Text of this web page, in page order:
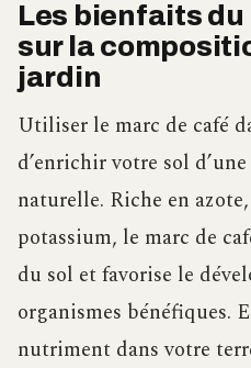
Les bienfaits
sur la
jardin
Utiliser le marc de café
d’enrichir votre sol
naturelle. Riche en
potassium, le marc de
du sol et favorise le
organismes bénéfiques.
nutriment dans votre